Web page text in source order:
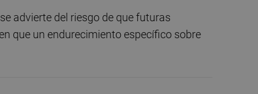
advierte del riesgo de que futuras
que un endurecimiento específico sobre